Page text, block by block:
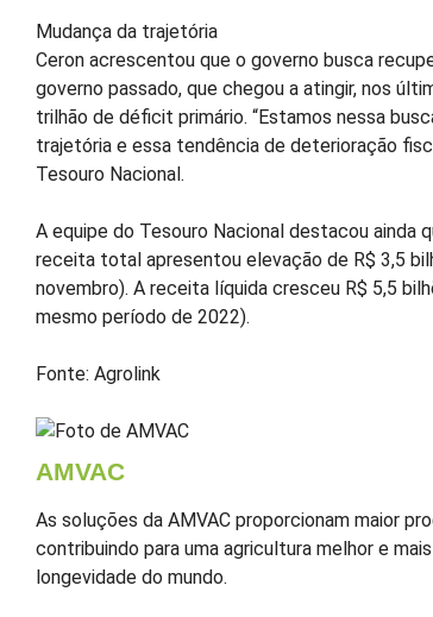
Mudança da trajetória
Ceron acrescentou que o governo busca
governo passado, que chegou a atingir, nos
trilhão de déficit primário. “Estamos nessa
trajetória e essa tendência de deterioração
Tesouro Nacional.
A equipe do Tesouro Nacional destacou ainda
receita total apresentou elevação de R$ 3,5
novembro). A receita líquida cresceu R$ 5,5
mesmo período de 2022).
Fonte: Agrolink
AMVAC
As soluções da AMVAC proporcionam maior
contribuindo para uma agricultura melhor e
longevidade do mundo.